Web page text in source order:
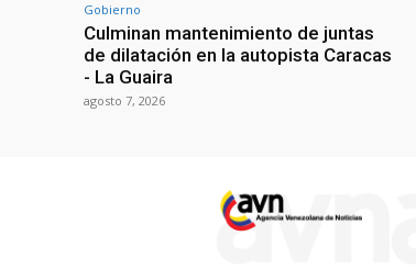
Gobierno
Culminan mantenimiento de juntas
de dilatación en la autopista Caracas
- La Guaira
agosto 7, 2026